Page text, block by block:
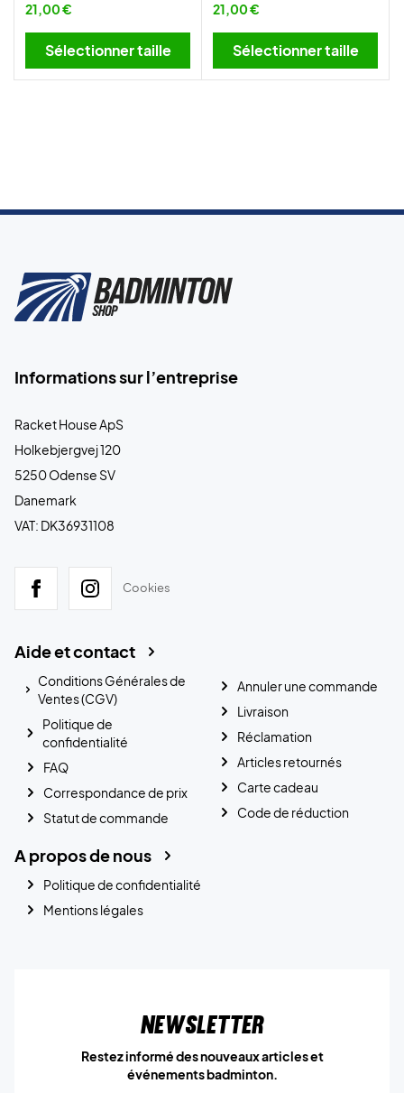
21,00 €
Sélectionner taille
21,00 €
Sélectionner taille
Informations sur l’entreprise
Racket House ApS
Holkebjergvej 120
5250 Odense SV
Danemark
VAT: DK36931108
Cookies
Aide et contact
Conditions Générales de
Ventes (CGV)
Politique de
confidentialité
FAQ
Correspondance de prix
Statut de commande
Annuler une commande
Livraison
Réclamation
Articles retournés
Carte cadeau
Code de réduction
A propos de nous
Politique de confidentialité
Mentions légales
Newsletter
Restez informé des nouveaux articles et
événements badminton.